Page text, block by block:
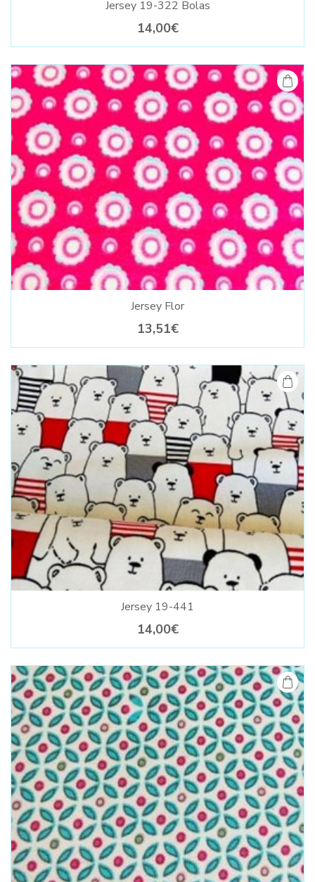
Jersey 19-322 Bolas
14,00€
Jersey Flor
13,51€
Jersey 19-441
14,00€